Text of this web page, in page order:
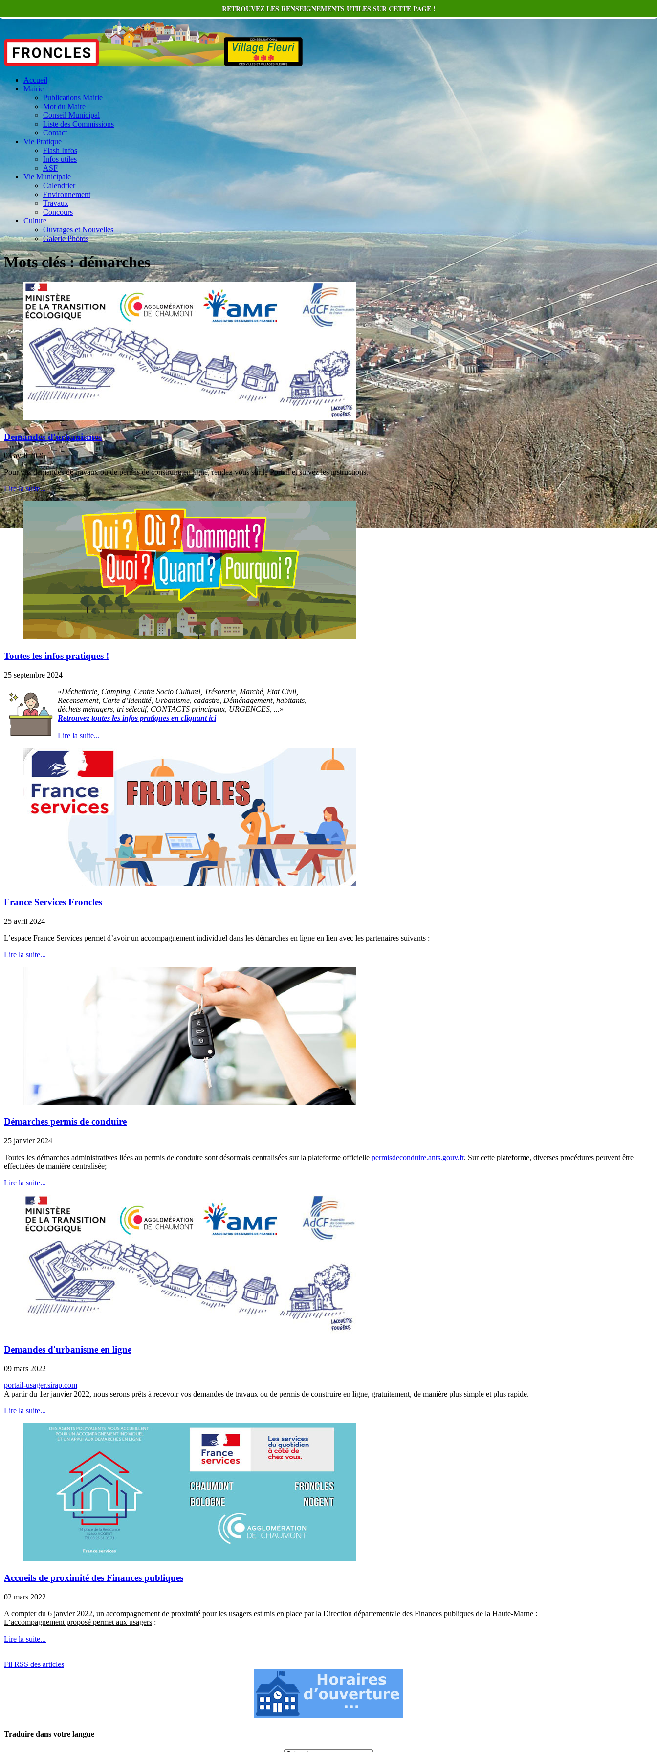
Accueil
Mairie
Publications Mairie
Mot du Maire
Conseil Municipal
Liste des Commissions
Contact
Vie Pratique
Flash Infos
Infos utiles
ASF
Vie Municipale
Calendrier
Environnement
Travaux
Concours
Culture
Ouvrages et Nouvelles
Galerie Photos
Mots clés : démarches
Demandes d'urbanismes
03 avril 2026
Pour vos demandes de travaux ou de permis de construire en ligne, rendez-vous sur le Portail et suivez les instructions.
Lire la suite...
Toutes les infos pratiques !
25 septembre 2024
Déchetterie, Camping, Centre Socio Culturel, Trésorerie, Marché, Etat Civil,
Recensement, Carte d’Identité, Urbanisme, cadastre, Déménagement, habitants,
déchets ménagers, tri sélectif, CONTACTS principaux, URGENCES, ...
Retrouvez toutes les infos pratiques en cliquant ici
Lire la suite...
France Services Froncles
25 avril 2024
L’espace France Services permet d’avoir un accompagnement individuel dans les démarches en ligne en lien avec les partenaires suivants :
Lire la suite...
Démarches permis de conduire
25 janvier 2024
Toutes les démarches administratives liées au permis de conduire sont désormais centralisées sur la plateforme officielle permisdeconduire.ants.gouv.fr. Sur cette plateforme, diverses procédures peuvent être
effectuées de manière centralisée;
Lire la suite...
Demandes d'urbanisme en ligne
09 mars 2022
portail-usager.sirap.com
A partir du 1er janvier 2022, nous serons prêts à recevoir vos demandes de travaux ou de permis de construire en ligne, gratuitement, de manière plus simple et plus rapide.
Lire la suite...
Accueils de proximité des Finances publiques
02 mars 2022
A compter du 6 janvier 2022, un accompagnement de proximité pour les usagers est mis en place par la Direction départementale des Finances publiques de la Haute-Marne :
L’accompagnement proposé permet aux usagers :
Lire la suite...
Fil RSS des articles
Traduire dans votre langue
RETROUVEZ LES RENSEIGNEMENTS UTILES SUR CETTE PAGE !